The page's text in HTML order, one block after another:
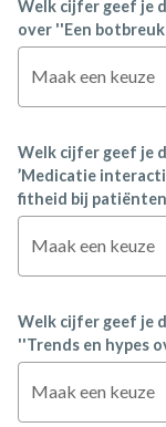
Welk cijfer geef je
over ''Een
Maak een keuze
Welk cijfer geef je
’Medicatie
fitheid bij patiënten
Maak een keuze
Welk cijfer geef je
''Trends en hypes
Maak een keuze